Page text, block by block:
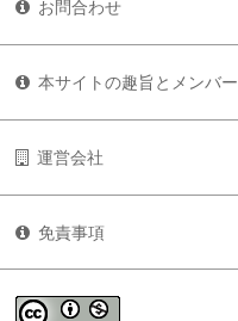
お問合わせ
本サイトの趣旨とメンバー
運営会社
免責事項